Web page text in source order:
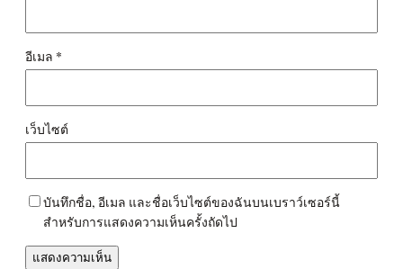
อีเมล *
เว็บไซต์
บันทึกชื่อ, อีเมล และชื่อเว็บไซต์ของฉันบนเบราว์เซอร์นี้
สำหรับการแสดงความเห็นครั้งถัดไป